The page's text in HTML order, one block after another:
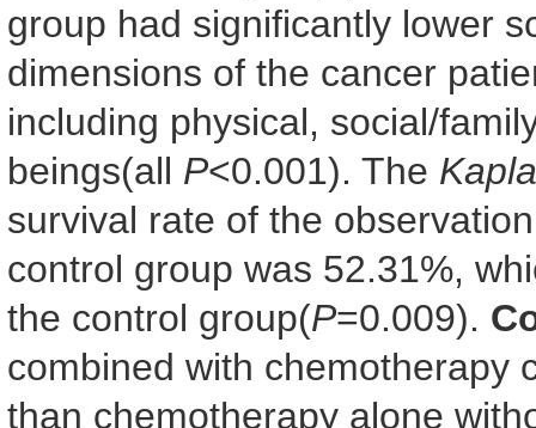
group had significantly lower
dimensions of the cancer
including physical, social/
beings(all P<0.001). The
survival rate of the
control group was 52.31%,
the control group(P=0.009).
combined with chemotherapy
than chemotherapy alone